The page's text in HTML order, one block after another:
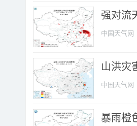
强对流
中国天气网
山洪灾
中国天气网
暴雨橙